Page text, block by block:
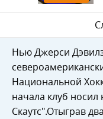
Нью Джерси
Национальной
начала клуб носил
Скаутс".Отыграв